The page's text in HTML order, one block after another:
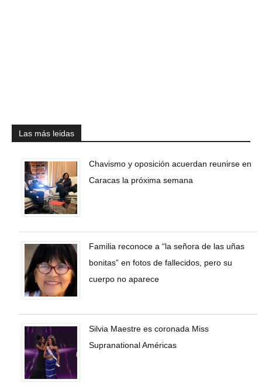
Las más leidas
Chavismo y oposición acuerdan reunirse en
Caracas la próxima semana
Familia reconoce a “la señora de las uñas
bonitas” en fotos de fallecidos, pero su
cuerpo no aparece
Silvia Maestre es coronada Miss
Supranational Américas